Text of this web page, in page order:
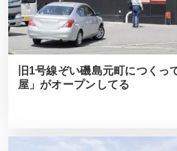
旧1号線ぞい磯島元町につくっ
屋」がオープンしてる